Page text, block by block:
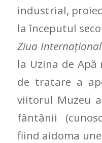
industrial,
la începutul
Ziua
la Uzina de
de tratare a
viitorul Muzeu
fântânii
fiind aidoma